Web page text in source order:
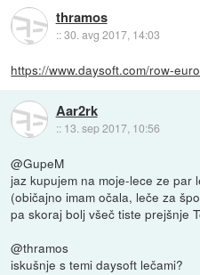
thramos
::30. avg 2017, 14:03
https://www.daysoft.com/row-
Aar2rk
:: 13. sep 2017, 10:56
@GupeM
jaz kupujem na moje-lece ze par
(običajno imam očala, leče za
pa skoraj bolj všeč tiste prejšnje
@thramos
iskušnje s temi daysoft lečami?